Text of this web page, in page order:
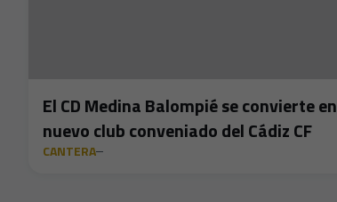
El CD Medina Balompié se convierte en
nuevo club conveniado del Cádiz CF
CANTERA